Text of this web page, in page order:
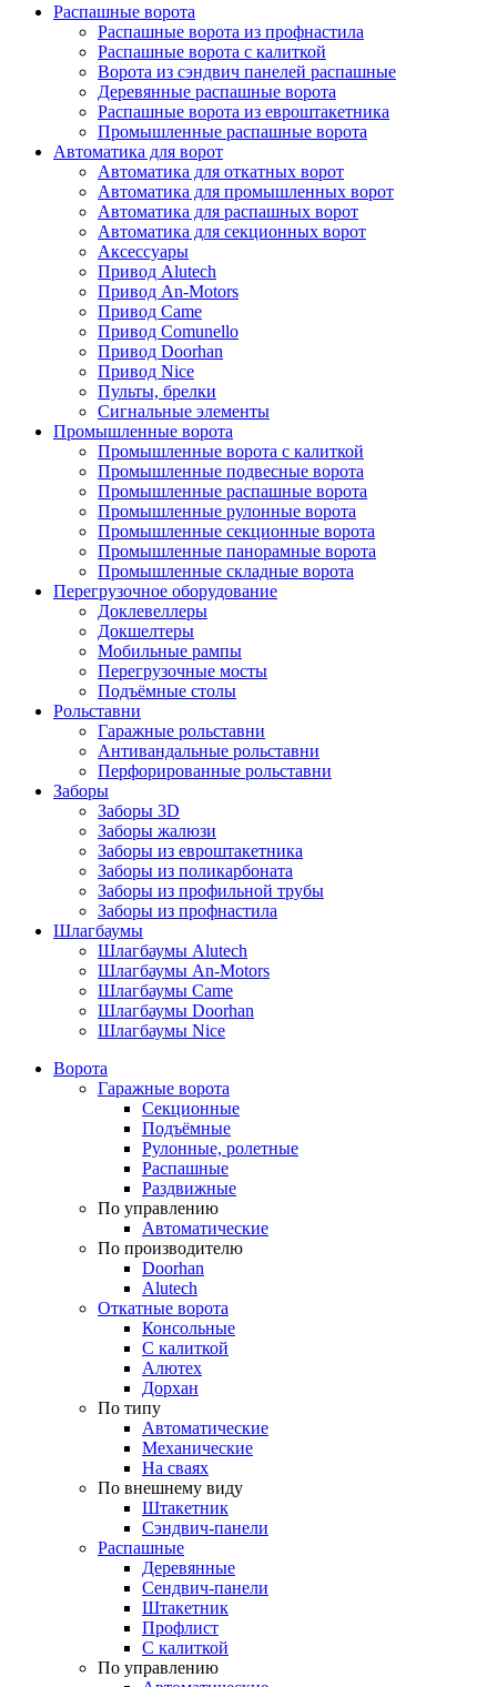
Распашные ворота
Распашные ворота из профнастила
Распашные ворота с калиткой
Ворота из сэндвич панелей распашные
Деревянные распашные ворота
Распашные ворота из евроштакетника
Промышленные распашные ворота
Автоматика для ворот
Автоматика для откатных ворот
Автоматика для промышленных ворот
Автоматика для распашных ворот
Автоматика для секционных ворот
Аксессуары
Привод Alutech
Привод An-Motors
Привод Came
Привод Comunello
Привод Doorhan
Привод Nice
Пульты, брелки
Сигнальные элементы
Промышленные ворота
Промышленные ворота с калиткой
Промышленные подвесные ворота
Промышленные распашные ворота
Промышленные рулонные ворота
Промышленные секционные ворота
Промышленные панорамные ворота
Промышленные складные ворота
Перегрузочное оборудование
Доклевеллеры
Докшелтеры
Мобильные рампы
Перегрузочные мосты
Подъёмные столы
Рольставни
Гаражные рольставни
Антивандальные рольставни
Перфорированные рольставни
Заборы
Заборы 3D
Заборы жалюзи
Заборы из евроштакетника
Заборы из поликарбоната
Заборы из профильной трубы
Заборы из профнастила
Шлагбаумы
Шлагбаумы Alutech
Шлагбаумы An-Motors
Шлагбаумы Came
Шлагбаумы Doorhan
Шлагбаумы Nice
Ворота
Гаражные ворота
Секционные
Подъёмные
Рулонные, ролетные
Распашные
Раздвижные
По управлению
Автоматические
По производителю
Doorhan
Alutech
Откатные ворота
Консольные
С калиткой
Алютех
Дорхан
По типу
Автоматические
Механические
На сваях
По внешнему виду
Штакетник
Сэндвич-панели
Распашные
Деревянные
Сендвич-панели
Штакетник
Профлист
С калиткой
По управлению